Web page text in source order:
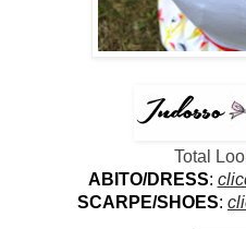
Total
ABITO/DRESS:
SCARPE/SHOES: